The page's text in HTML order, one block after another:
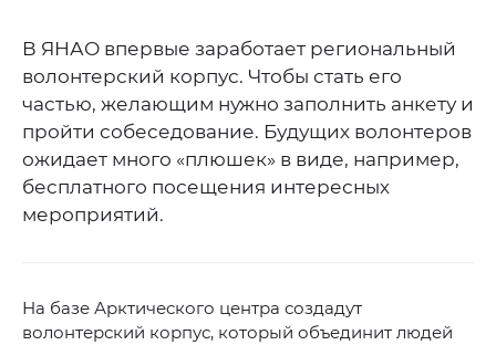
В ЯНАО впервые заработает региональный
волонтерский корпус. Чтобы стать его
частью, желающим нужно заполнить анкету и
пройти собеседование. Будущих волонтеров
ожидает много «плюшек» в виде, например,
бесплатного посещения интересных
мероприятий.
На базе Арктического центра создадут
волонтерский корпус, который объединит людей